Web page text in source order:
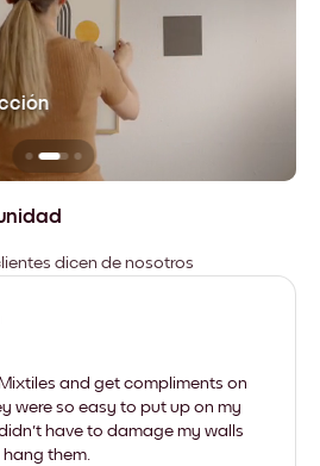
dicen de nosotros
and get compliments on
were so easy to put up on my
have to damage my walls
them.